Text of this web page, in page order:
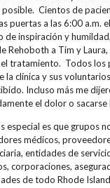
Cientos de
puertas a las 6:00 a.m.
inspiración y
Rehoboth a Tim y
tratamiento. Todos los
clínica y sus
Incluso más me
el dolor o sacarse
especial es que grupos
médicos,
entidades de
corporaciones,
de todo Rhode